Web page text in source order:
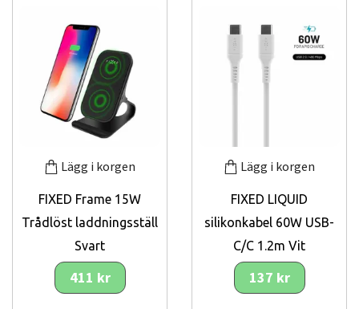
Lägg i korgen
FIXED Frame 15W
Trådlöst laddningsställ
Svart
411 kr
Lägg i korgen
FIXED LIQUID
silikonkabel 60W USB-
C/C 1.2m Vit
137 kr